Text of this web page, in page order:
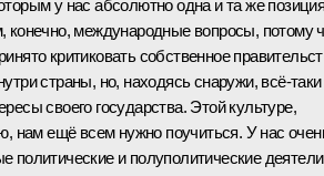
у нас абсолютно одна и та же
конечно, международные вопросы, потому
критиковать собственное
страны, но, находясь снаружи, всё‑таки
своего государства. Этой культуре,
нам ещё всем нужно поучиться. У нас
политические и полуполитические